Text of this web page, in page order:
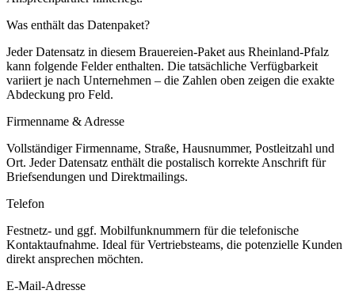
Was enthält das Datenpaket?
Jeder Datensatz in diesem Brauereien-Paket aus Rheinland-Pfalz
kann folgende Felder enthalten. Die tatsächliche Verfügbarkeit
variiert je nach Unternehmen – die Zahlen oben zeigen die exakte
Abdeckung pro Feld.
Firmenname & Adresse
Vollständiger Firmenname, Straße, Hausnummer, Postleitzahl und
Ort. Jeder Datensatz enthält die postalisch korrekte Anschrift für
Briefsendungen und Direktmailings.
Telefon
Festnetz- und ggf. Mobilfunknummern für die telefonische
Kontaktaufnahme. Ideal für Vertriebsteams, die potenzielle Kunden
direkt ansprechen möchten.
E-Mail-Adresse